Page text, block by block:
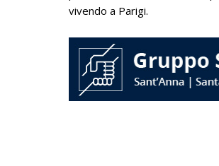
vivendo a Parigi.